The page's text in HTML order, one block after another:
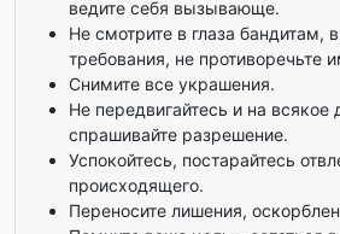
ведите себя вызывающе.
Не смотрите в глаза бандитам,
требования, не противоречьте
Снимите все украшения.
Не передвигайтесь и на всякое
спрашивайте разрешение.
Успокойтесь, постарайтесь
происходящего.
Переносите лишения,